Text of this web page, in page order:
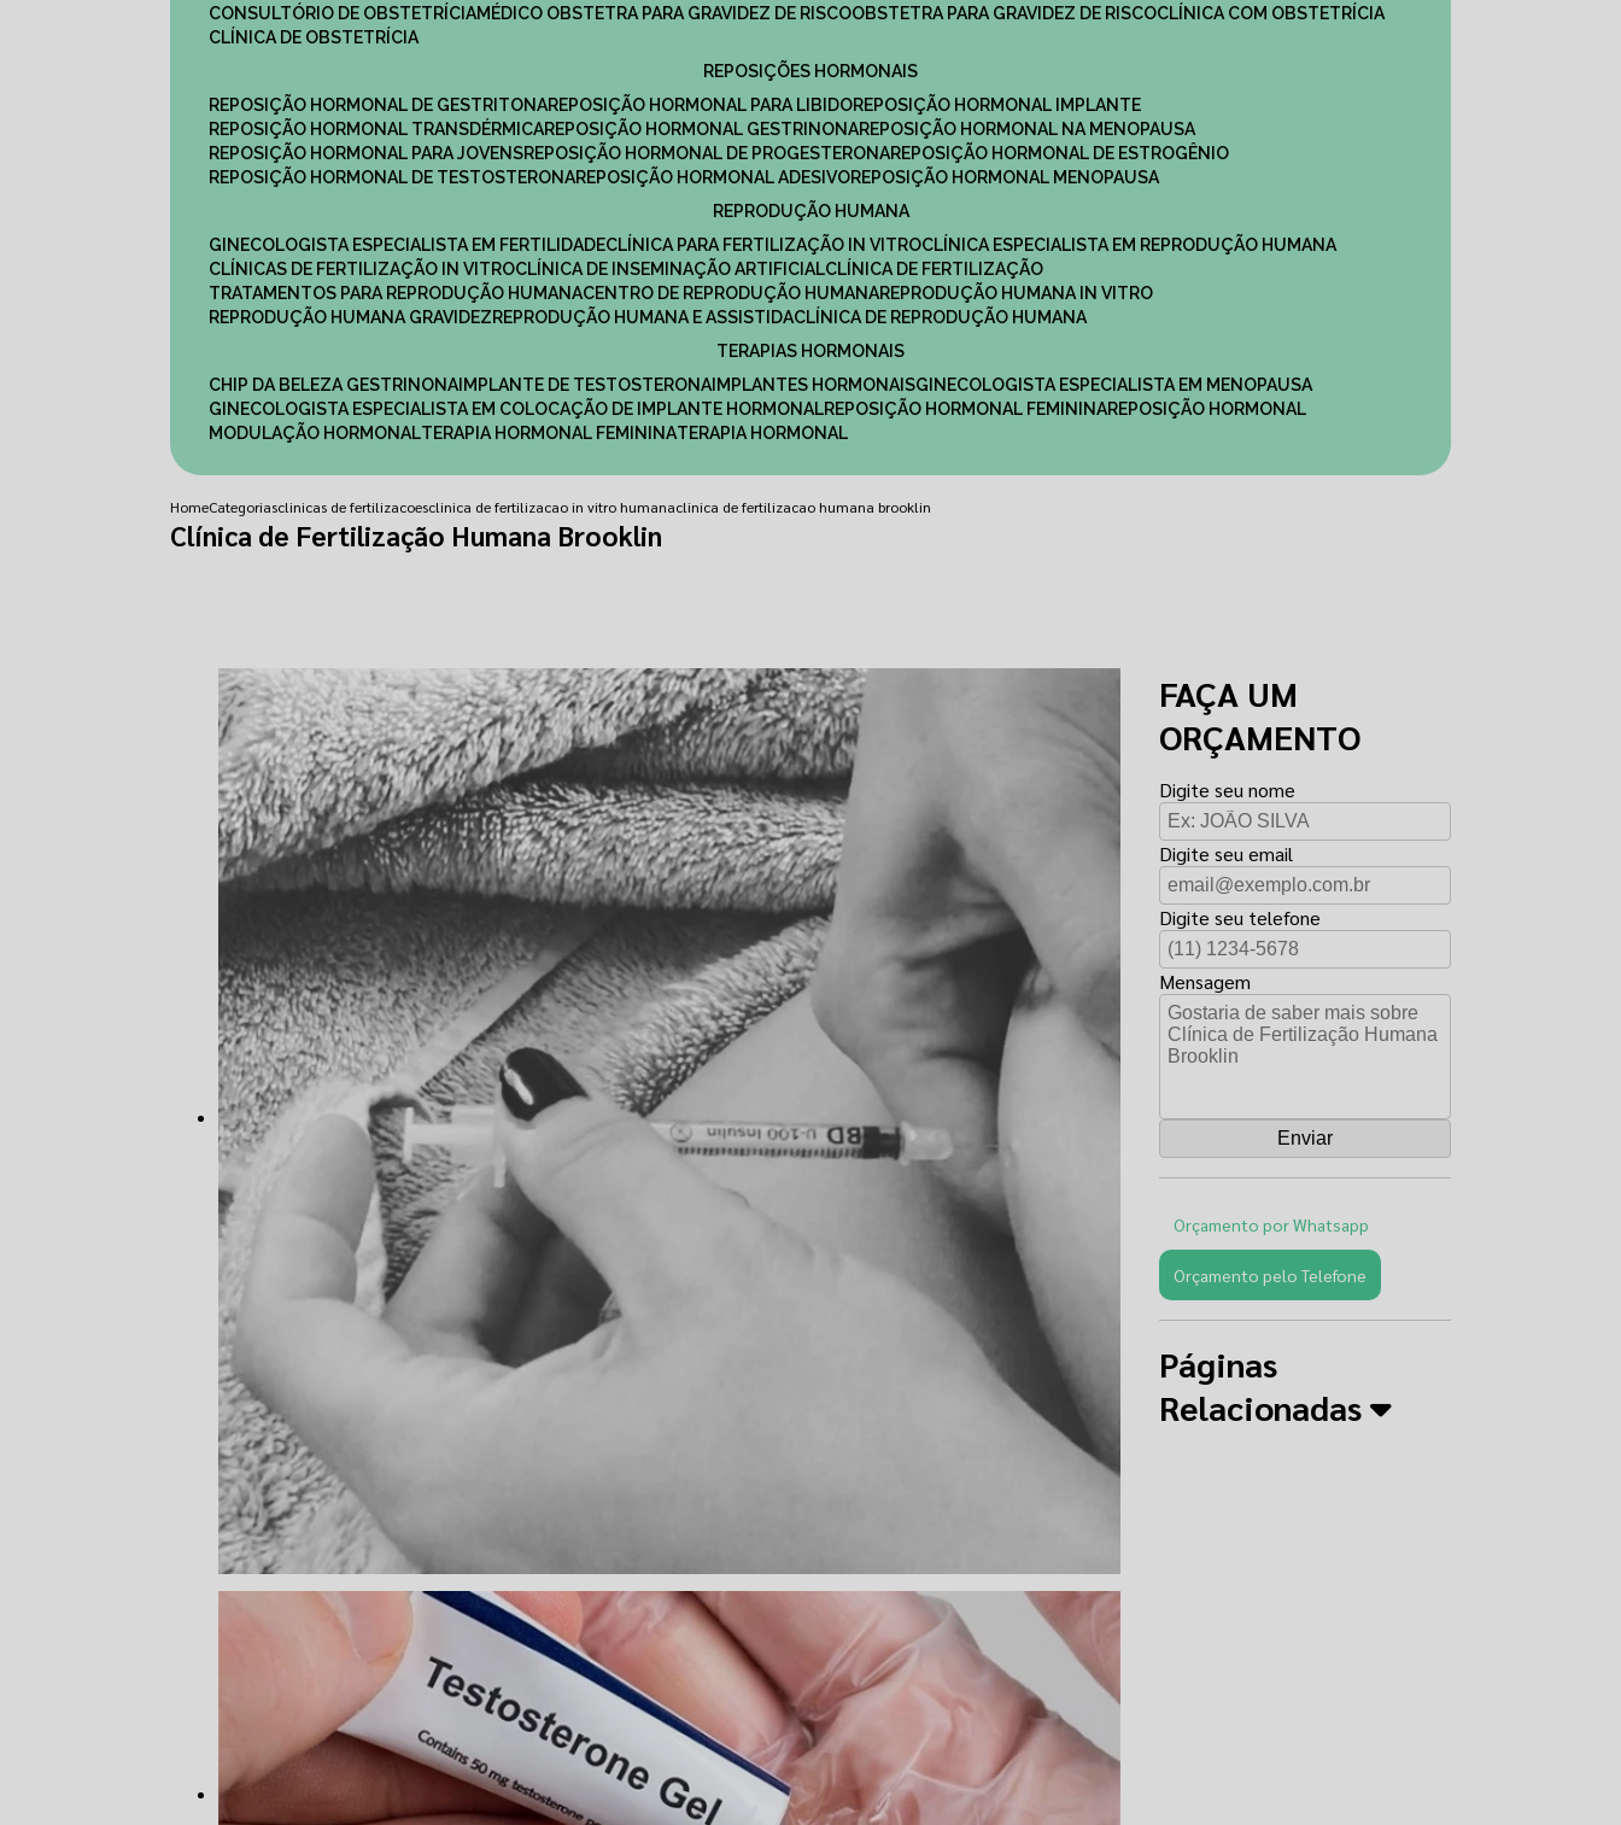
CONSULTÓRIO DE OBSTETRÍCIA
MÉDICO OBSTETRA PARA GRAVIDEZ DE RISCO OBSTETRA PARA GRAVIDEZ DE RISCO
CLÍNICA COM OBSTETRÍCIA
CLÍNICA DE OBSTETRÍCIA
REPOSIÇÕES HORMONAIS
REPOSIÇÃO HORMONAL DE GESTRITONA
REPOSIÇÃO HORMONAL PARA LIBIDO
REPOSIÇÃO HORMONAL IMPLANTE
REPOSIÇÃO HORMONAL TRANSDÉRMICA
REPOSIÇÃO HORMONAL GESTRINONA
REPOSIÇÃO HORMONAL NA MENOPAUSA
REPOSIÇÃO HORMONAL PARA JOVENS
REPOSIÇÃO HORMONAL DE PROGESTERONA
REPOSIÇÃO HORMONAL DE ESTROGÊNIO
REPOSIÇÃO HORMONAL DE TESTOSTERONA
REPOSIÇÃO HORMONAL ADESIVO
REPOSIÇÃO HORMONAL MENOPAUSA
REPRODUÇÃO HUMANA
GINECOLOGISTA ESPECIALISTA EM FERTILIDADE
CLÍNICA PARA FERTILIZAÇÃO IN VITRO
CLÍNICA ESPECIALISTA EM REPRODUÇÃO HUMANA
CLÍNICAS DE FERTILIZAÇÃO IN VITRO
CLÍNICA DE INSEMINAÇÃO ARTIFICIAL
CLÍNICA DE FERTILIZAÇÃO
TRATAMENTOS PARA REPRODUÇÃO HUMANA
CENTRO DE REPRODUÇÃO HUMANA
REPRODUÇÃO HUMANA IN VITRO
REPRODUÇÃO HUMANA GRAVIDEZ
REPRODUÇÃO HUMANA E ASSISTIDA
CLÍNICA DE REPRODUÇÃO HUMANA
TERAPIAS HORMONAIS
CHIP DA BELEZA GESTRINONA IMPLANTE DE TESTOSTERONA IMPLANTES HORMONAIS
GINECOLOGISTA ESPECIALISTA EM MENOPAUSA
GINECOLOGISTA ESPECIALISTA EM COLOCAÇÃO DE IMPLANTE HORMONAL
REPOSIÇÃO HORMONAL FEMININA
REPOSIÇÃO HORMONAL
MODULAÇÃO HORMONAL
TERAPIA HORMONAL FEMININA TERAPIA HORMONAL
HomeCategoriasclinicas de fertilizacoesclinica de fertilizacao in vitro humanaclinica de fertilizacao humana brooklin
Clínica de Fertilização Humana Brooklin
FAÇA UM
ORÇAMENTO
Digite seu nome
Digite seu email
Digite seu telefone
Mensagem
Orçamento por Whatsapp
Orçamento pelo Telefone
Páginas
Relacionadas